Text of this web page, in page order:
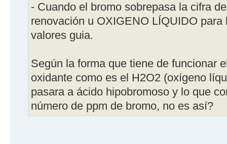
- Cuando el bromo sobrepasa la cifra
renovación u OXIGENO LÍQUIDO
valores guia.
Según la forma que tiene de funcionar
oxidante como es el H2O2 (oxígeno
pasara a ácido hipobromoso y lo que
número de ppm de bromo, no es así?